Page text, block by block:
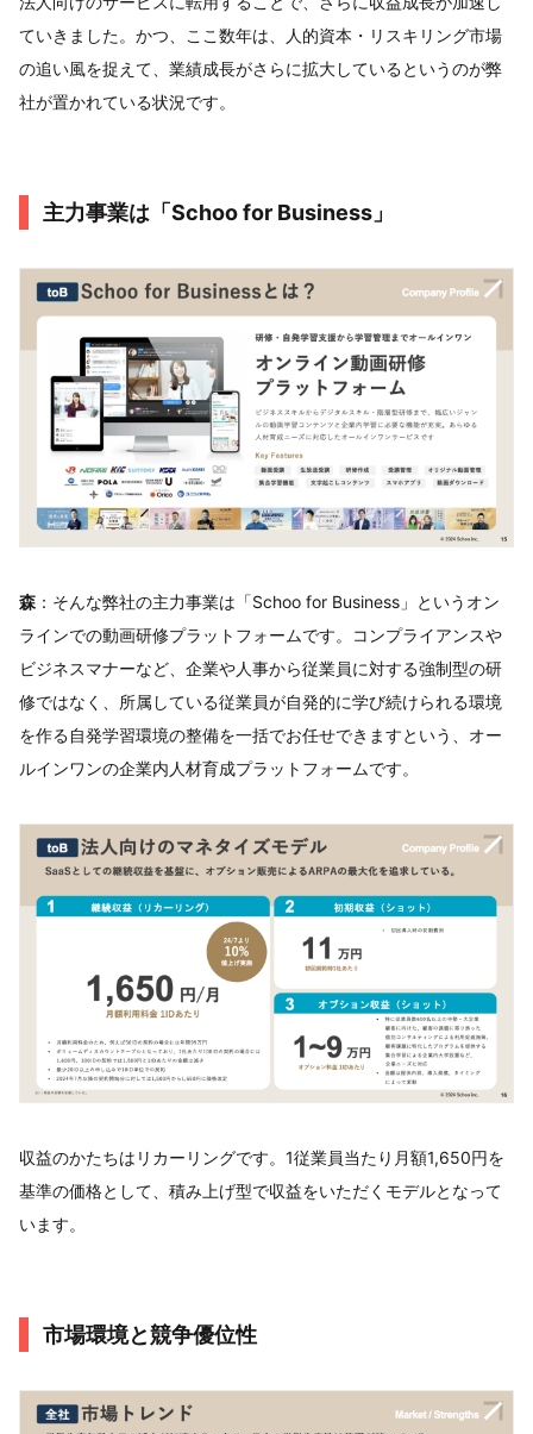
ていきました。かつ、ここ数年は、人的資本・リスキリング市場
の追い風を捉えて、業績成長がさらに拡大しているというのが弊
社が置かれている状況です。
主力事業は「Schoo for Business」
森 ：そんな弊社の主力事業は「Schoo for Business」というオン
ラインでの動画研修プラットフォームです。コンプライアンスや
ビジネスマナーなど、企業や人事から従業員に対する強制型の研
修ではなく、所属している従業員が自発的に学び続けられる環境
を作る自発学習環境の整備を一括でお任せできますという、オー
ルインワンの企業内人材育成プラットフォームです。
収益のかたちはリカーリングです。1従業員当たり月額1,650円を
基準の価格として、積み上げ型で収益をいただくモデルとなって
います。
市場環境と競争優位性